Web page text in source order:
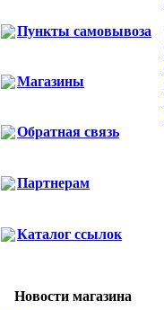
Пункты самовывоза
Магазины
Обратная связь
Партнерам
Каталог ссылок
Новости магазина